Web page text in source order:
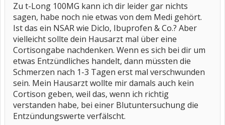
Zu t-Long 100MG kann ich dir leider gar nichts
sagen, habe noch nie etwas von dem Medi gehört.
Ist das ein NSAR wie Diclo, Ibuprofen & Co.? Aber
vielleicht sollte dein Hausarzt mal über eine
Cortisongabe nachdenken. Wenn es sich bei dir um
etwas Entzündliches handelt, dann müssten die
Schmerzen nach 1-3 Tagen erst mal verschwunden
sein. Mein Hausarzt wollte mir damals auch kein
Cortison geben, weil das, wenn ich richtig
verstanden habe, bei einer Blutuntersuchung die
Entzündungswerte verfälscht.